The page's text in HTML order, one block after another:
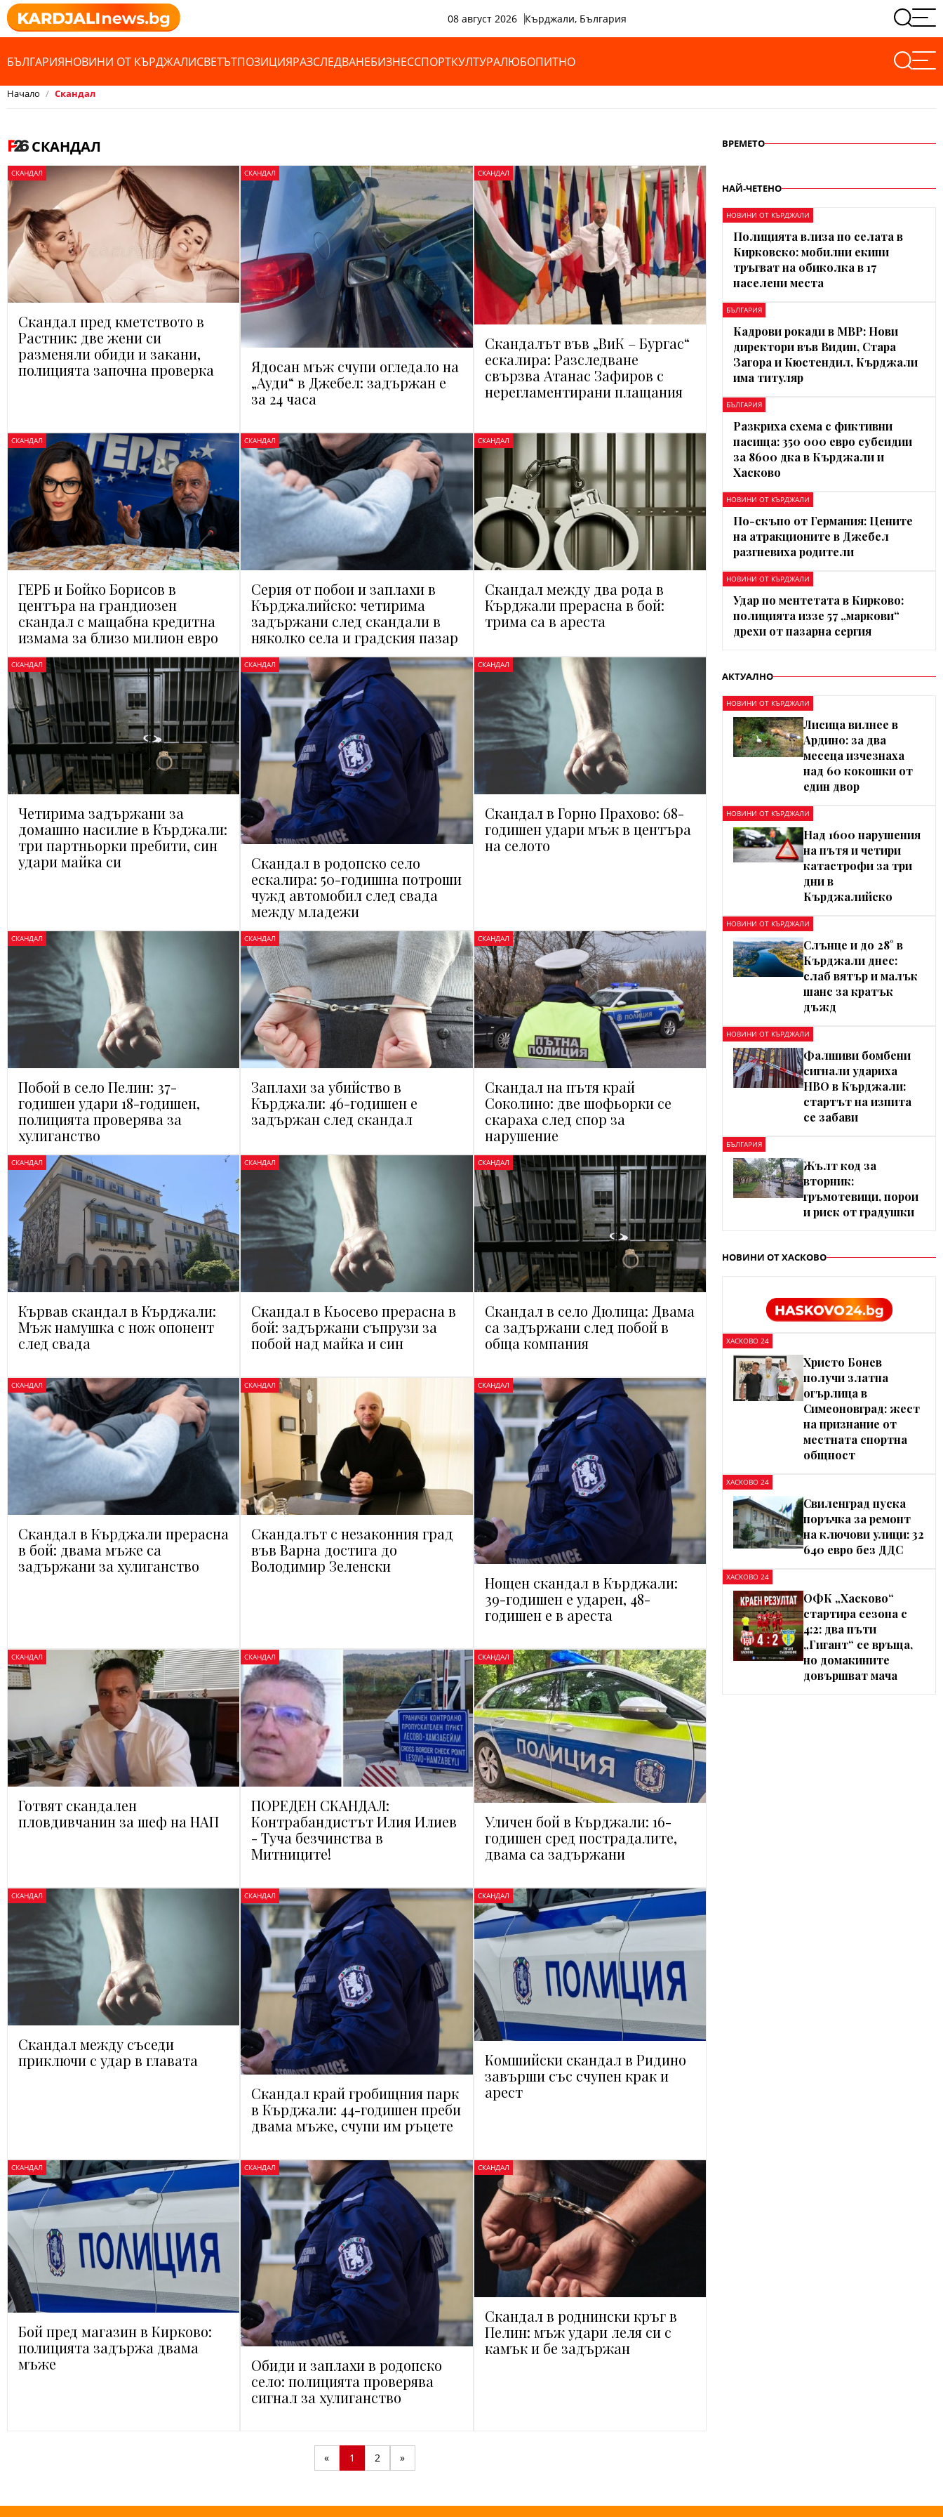
08 август 2026 Кърджали, България
БЪЛГАРИЯНОВИНИ ОТ КЪРДЖАЛИСВЕТЪТПОЗИЦИЯРАЗСЛЕДВАНЕБИЗНЕССПОРТКУЛТУРАЛЮБОПИТНО
Начало Скандал
СКАНДАЛ
СКАНДАЛ
Скандал пред кметството в
Растник: две жени си
разменяли обиди и закани,
полицията започна проверка
СКАНДАЛ
Ядосан мъж счупи огледало на
„Ауди“ в Джебел: задържан е
за 24 часа
СКАНДАЛ
Скандалът във „ВиК – Бургас“
ескалира: Разследване
свързва Атанас Зафиров с
нерегламентирани плащания
СКАНДАЛ
ГЕРБ и Бойко Борисов в
центъра на грандиозен
скандал с мащабна кредитна
измама за близо милион евро
СКАНДАЛ
Серия от побои и заплахи в
Кърджалийско: четирима
задържани след скандали в
няколко села и градския пазар
СКАНДАЛ
Скандал между два рода в
Кърджали прерасна в бой:
трима са в ареста
СКАНДАЛ
Четирима задържани за
домашно насилие в Кърджали:
три партньорки пребити, син
удари майка си
СКАНДАЛ
Скандал в родопско село
ескалира: 50-годишна потроши
чужд автомобил след свада
между младежи
СКАНДАЛ
Скандал в Горно Прахово: 68-
годишен удари мъж в центъра
на селото
СКАНДАЛ
Побой в село Пелин: 37-
годишен удари 18-годишен,
полицията проверява за
хулиганство
СКАНДАЛ
Заплахи за убийство в
Кърджали: 46-годишен е
задържан след скандал
СКАНДАЛ
Скандал на пътя край
Соколино: две шофьорки се
скараха след спор за
нарушение
СКАНДАЛ
Кървав скандал в Кърджали:
Мъж намушка с нож опонент
след свада
СКАНДАЛ
Скандал в Кьосево прерасна в
бой: задържани съпрузи за
побой над майка и син
СКАНДАЛ
Скандал в село Дюлица: Двама
са задържани след побой в
обща компания
СКАНДАЛ
Скандал в Кърджали прерасна
в бой: двама мъже са
задържани за хулиганство
СКАНДАЛ
Скандалът с незаконния град
във Варна достига до
Володимир Зеленски
СКАНДАЛ
Нощен скандал в Кърджали:
39-годишен е ударен, 48-
годишен е в ареста
СКАНДАЛ
Готвят скандален
пловдивчанин за шеф на НАП
СКАНДАЛ
ПОРЕДЕН СКАНДАЛ:
Контрабандистът Илия Илиев
- Туча безчинства в
Митниците!
СКАНДАЛ
Уличен бой в Кърджали: 16-
годишен сред пострадалите,
двама са задържани
СКАНДАЛ
Скандал между съседи
приключи с удар в главата
СКАНДАЛ
Скандал край гробищния парк
в Кърджали: 44-годишен преби
двама мъже, счупи им ръцете
СКАНДАЛ
Комшийски скандал в Ридино
завърши със счупен крак и
арест
СКАНДАЛ
Бой пред магазин в Кирково:
полицията задържа двама
мъже
СКАНДАЛ
Обиди и заплахи в родопско
село: полицията проверява
сигнал за хулиганство
СКАНДАЛ
Скандал в роднински кръг в
Пелин: мъж удари леля си с
камък и бе задържан
« 1 2 »
ВРЕМЕТО
НАЙ-ЧЕТЕНО
НОВИНИ ОТ КЪРДЖАЛИ
Полицията влиза по селата в
Кирковско: мобилни екипи
тръгват на обиколка в 17
населени места
БЪЛГАРИЯ
Кадрови рокади в МВР: Нови
директори във Видин, Стара
Загора и Кюстендил, Кърджали
има титуляр
БЪЛГАРИЯ
Разкриха схема с фиктивни
пасища: 350 000 евро субсидии
за 8600 дка в Кърджали и
Хасково
НОВИНИ ОТ КЪРДЖАЛИ
По-скъпо от Германия: Цените
на атракционите в Джебел
разгневиха родители
НОВИНИ ОТ КЪРДЖАЛИ
Удар по ментетата в Кирково:
полицията иззе 57 „маркови“
дрехи от пазарна сергия
АКТУАЛНО
НОВИНИ ОТ КЪРДЖАЛИ
Лисица вилнее в
Ардино: за два
месеца изчезнаха
над 60 кокошки от
един двор
НОВИНИ ОТ КЪРДЖАЛИ
Над 1600 нарушения
на пътя и четири
катастрофи за три
дни в
Кърджалийско
НОВИНИ ОТ КЪРДЖАЛИ
Слънце и до 28° в
Кърджали днес:
слаб вятър и малък
шанс за кратък
дъжд
НОВИНИ ОТ КЪРДЖАЛИ
Фалшиви бомбени
сигнали удариха
НВО в Кърджали:
стартът на изпита
се забави
БЪЛГАРИЯ
Жълт код за
вторник:
гръмотевици, порои
и риск от градушки
НОВИНИ ОТ ХАСКОВО
ХАСКОВО 24
Христо Бонев
получи златна
огърлица в
Симеоновград: жест
на признание от
местната спортна
общност
ХАСКОВО 24
Свиленград пуска
поръчка за ремонт
на ключови улици: 32
640 евро без ДДС
ХАСКОВО 24
ОФК „Хасково“
стартира сезона с
4:2: два пъти
„Гигант“ се връща,
но домакините
довършват мача